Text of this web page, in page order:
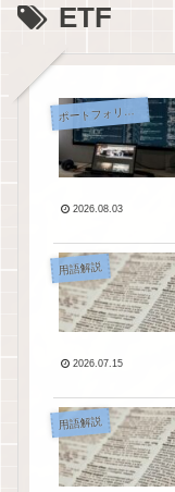
ETF
ポ ートフォリオ・運用実績
2026.08.03
用語解説
2026.07.15
用語解説